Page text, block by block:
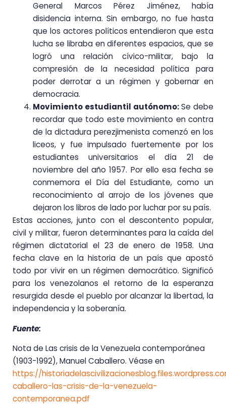
General Marcos Pérez Jiménez, había
disidencia interna. Sin embargo, no fue hasta
que los actores políticos entendieron que esta
lucha se libraba en diferentes espacios, que se
logró una relación cívico-militar, bajo la
compresión de la necesidad política para
poder derrotar a un régimen y gobernar en
democracia.
Movimiento estudiantil autónomo:Se debe
recordar que todo este movimiento en contra
de la dictadura perezjimenista comenzó en los
liceos, y fue impulsado fuertemente por los
estudiantes universitarios el día 21 de
noviembre del año 1957. Por ello esa fecha se
conmemora el Día del Estudiante, como un
reconocimiento al arrojo de los jóvenes que
dejaron los libros de lado por luchar por su país.
Estas acciones, junto con el descontento popular,
civil y militar, fueron determinantes para la caída del
régimen dictatorial el 23 de enero de 1958. Una
fecha clave en la historia de un país que apostó
todo por vivir en un régimen democrático. Significó
para los venezolanos el retorno de la esperanza
resurgida desde el pueblo por alcanzar la libertad, la
independencia y la soberanía.
Fuente:
Nota de Las crisis de la Venezuela contemporánea
(1903-1992), Manuel Caballero. Véase en
https://
caballero-las-crisis-de-la-venezuela-
contemporanea.pdf